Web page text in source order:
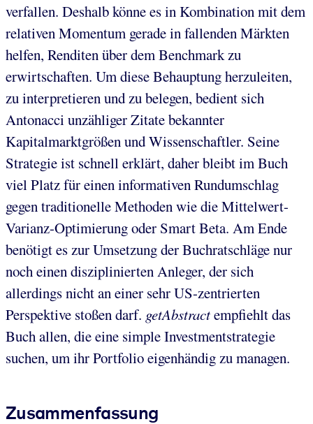
verfallen. Deshalb könne es in Kombination mit dem
relativen Momentum gerade in fallenden Märkten
helfen, Renditen über dem Benchmark zu
erwirtschaften. Um diese Behauptung herzuleiten,
zu interpretieren und zu belegen, bedient sich
Antonacci unzähliger Zitate bekannter
Kapitalmarktgrößen und Wissenschaftler. Seine
Strategie ist schnell erklärt, daher bleibt im Buch
viel Platz für einen informativen Rundumschlag
gegen traditionelle Methoden wie die Mittelwert-
Varianz-Optimierung oder Smart Beta. Am Ende
benötigt es zur Umsetzung der Buchratschläge nur
noch einen disziplinierten Anleger, der sich
allerdings nicht an einer sehr US-zentrierten
Perspektive stoßen darf. getAbstractempfiehlt das
Buch allen, die eine simple Investmentstrategie
suchen, um ihr Portfolio eigenhändig zu managen.
Zusammenfassung